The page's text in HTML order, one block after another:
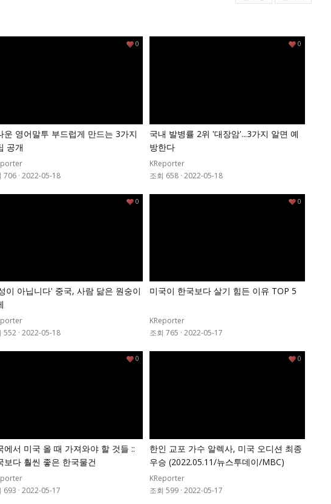
운 영어말투 부드럽게 만드는 3가지
공개
706 · 2022-05-18
0
국내 발병률 2위 '대장암'...3가지 알면 예
방한다
KReporter
조회 658 · 2022-05-18
0
이 아닙니다' 중국, 사람 닮은 원숭이
552 · 2022-05-18
0
미국이 한국보다 살기 힘든 이유 TOP 5
KReporter
조회 765 · 2022-05-17
0
에서 미국 올 때 가져와야 할 것들 ::
보다 훨씬 좋은 한국물건
693 · 2022-05-17
0
한인 교포 가수 알렉사, 미국 오디션 최종
우승 (2022.05.11/뉴스투데이/MBC)
KReporter
조회 599 · 2022-05-17
0